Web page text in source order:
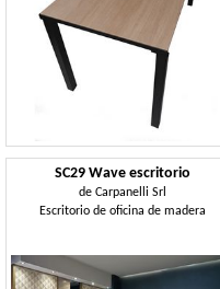
SC29 Wave escritorio
de Carpanelli Srl
Escritorio de oficina de madera